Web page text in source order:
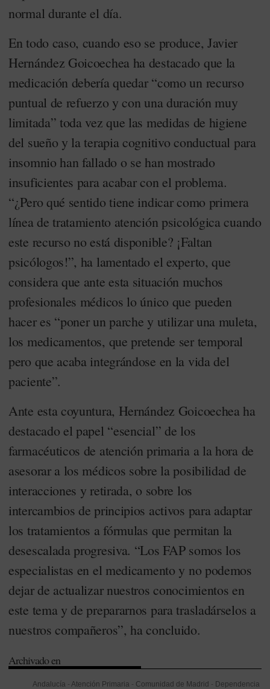
normal durante el día.
En todo caso, cuando eso se produce, Javier
Hernández Goicoechea ha destacado que la
medicación debería quedar “como un recurso
puntual de refuerzo y con una duración muy
limitada” toda vez que las medidas de higiene
del sueño y la terapia cognitivo conductual para
insomnio han fallado o se han mostrado
insuficientes para acabar con el problema.
“¿Pero qué sentido tiene indicar como primera
línea de tratamiento atención psicológica cuando
este recurso no está disponible? ¡Faltan
psicólogos!”, ha lamentado el experto, que
considera que ante esta situación muchos
profesionales médicos lo único que pueden
hacer es “poner un parche y utilizar una muleta,
los medicamentos, que pretende ser temporal
pero que acaba integrándose en la vida del
paciente”.
Ante esta coyuntura, Hernández Goicoechea ha
destacado el papel “esencial” de los
farmacéuticos de atención primaria a la hora de
asesorar a los médicos sobre la posibilidad de
interacciones y retirada, o sobre los
intercambios de principios activos para adaptar
los tratamientos a fórmulas que permitan la
desescalada progresiva. “Los FAP somos los
especialistas en el medicamento y no podemos
dejar de actualizar nuestros conocimientos en
este tema y de prepararnos para trasladárselos a
nuestros compañeros”, ha concluido.
Archivado en
Andalucía - Atención Primaria - Comunidad de Madrid - Dependencia